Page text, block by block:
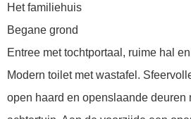
Het familiehuis
Begane grond
Entree met tochtportaal, ruime hal
Modern toilet met wastafel.
open haard en openslaande deuren